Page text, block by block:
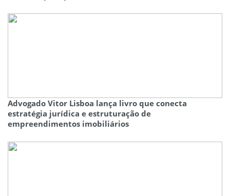
Advogado Vitor Lisboa lança livro que conecta
estratégia jurídica e estruturação de
empreendimentos imobiliários